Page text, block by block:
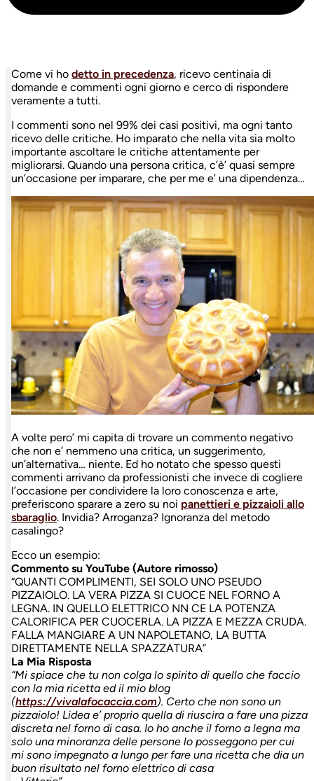
Come vi ho detto in precedenza, ricevo centinaia di
domande e commenti ogni giorno e cerco di rispondere
veramente a tutti.
I commenti sono nel 99% dei casi positivi, ma ogni tanto
ricevo delle critiche. Ho imparato che nella vita sia molto
importante ascoltare le critiche attentamente per
migliorarsi. Quando una persona critica, c’è’ quasi sempre
un’occasione per imparare, che per me e’ una dipendenza…
A volte pero’ mi capita di trovare un commento negativo
che non e’ nemmeno una critica, un suggerimento,
un’alternativa… niente. Ed ho notato che spesso questi
commenti arrivano da professionisti che invece di cogliere
l’occasione per condividere la loro conoscenza e arte,
preferiscono sparare a zero su noi panettieri e pizzaioli allo
sbaraglio. Invidia? Arroganza? Ignoranza del metodo
casalingo?
Ecco un esempio:
Commento su YouTube (Autore rimosso)
“QUANTI COMPLIMENTI, SEI SOLO UNO PSEUDO
PIZZAIOLO. LA VERA PIZZA SI CUOCE NEL FORNO A
LEGNA. IN QUELLO ELETTRICO NN CE LA POTENZA
CALORIFICA PER CUOCERLA. LA PIZZA E MEZZA CRUDA.
FALLA MANGIARE A UN NAPOLETANO, LA BUTTA
DIRETTAMENTE NELLA SPAZZATURA”
La Mia Risposta
“Mi spiace che tu non colga lo spirito di quello che faccio
con la mia ricetta ed il mio blog
(https://vivalafocaccia.com). Certo che non sono un
pizzaiolo! Lidea e’ proprio quella di riuscira a fare una pizza
discreta nel forno di casa. Io ho anche il forno a legna ma
solo una minoranza delle persone lo posseggono per cui
mi sono impegnato a lungo per fare una ricetta che dia un
buon risultato nel forno elettrico di casa